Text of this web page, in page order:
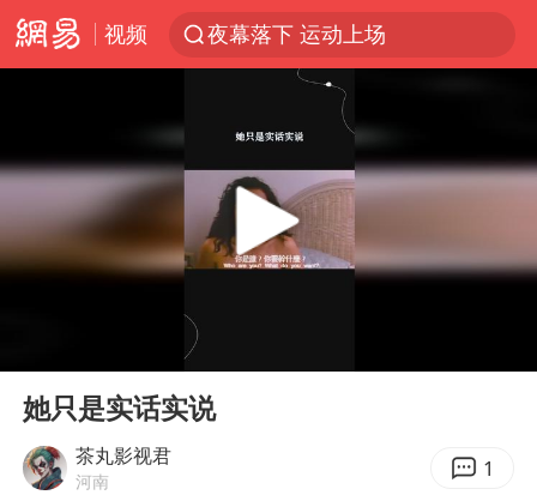
视频
夜幕落下 运动上场
改名后的“青海拉面”店
段绚竞因公牺牲 年仅44岁
女子开一天一夜空调后二氧化碳中毒
“不建议大家买深色蛋糕”
Play
她只是实话实说
茶丸影视君
河南 1